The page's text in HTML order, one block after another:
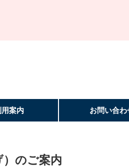
用案内 お問い合わ
）のご案内